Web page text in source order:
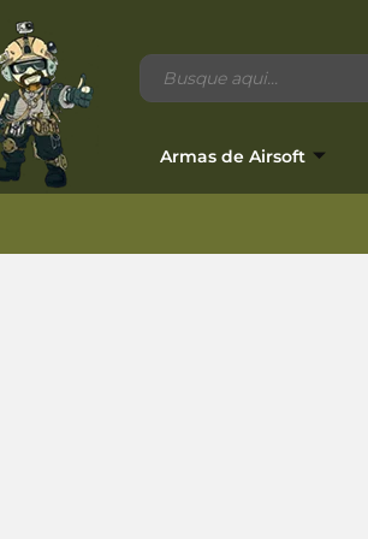
Armas de Airsoft